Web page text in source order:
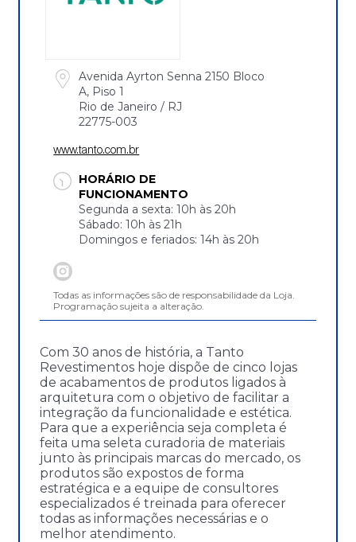
Avenida Ayrton Senna 2150 Bloco
A, Piso 1
Rio de Janeiro / RJ
22775-003
www.tanto.com.br
HORÁRIO DE
FUNCIONAMENTO
Segunda a sexta: 10h às 20h
Sábado: 10h às 21h
Domingos e feriados: 14h às 20h
Todas as informações são de responsabilidade da Loja.
Programação sujeita a alteração.
Com 30 anos de história, a Tanto
Revestimentos hoje dispõe de cinco lojas
de acabamentos de produtos ligados à
arquitetura com o objetivo de facilitar a
integração da funcionalidade e estética.
Para que a experiência seja completa é
feita uma seleta curadoria de materiais
junto às principais marcas do mercado, os
produtos são expostos de forma
estratégica e a equipe de consultores
especializados é treinada para oferecer
todas as informações necessárias e o
melhor atendimento.